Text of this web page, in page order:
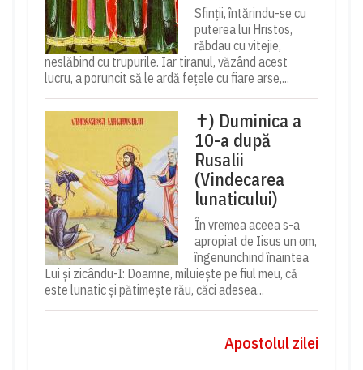
Sfinții, întărindu-se cu
puterea lui Hristos,
răbdau cu vitejie,
neslăbind cu trupurile. Iar tiranul, văzând acest
lucru, a poruncit să le ardă fețele cu fiare arse,...
✝) Duminica a
10-a după
Rusalii
(Vindecarea
lunaticului)
În vremea aceea s-a
apropiat de Iisus un om,
îngenunchind înaintea
Lui și zicându-I: Doamne, miluiește pe fiul meu, că
este lunatic și pătimește rău, căci adesea...
Apostolul zilei